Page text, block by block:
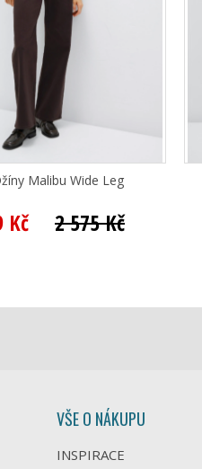
Malibu Wide Leg
Kč 2 575 Kč
VŠE O NÁKUPU
INSPIRACE